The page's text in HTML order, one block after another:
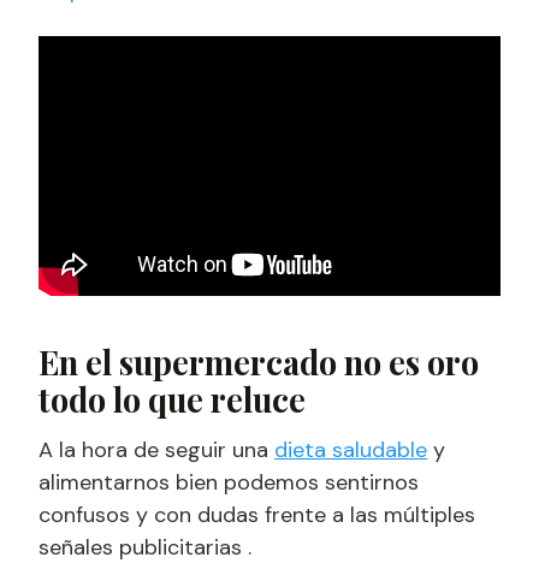
En el supermercado no es oro
todo lo que reluce
A la hora de seguir una dieta saludable y
alimentarnos bien podemos sentirnos
confusos y con dudas frente a las múltiples
señales publicitarias .